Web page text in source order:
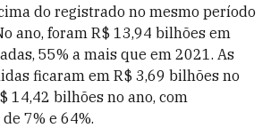
do registrado no mesmo período
ano, foram R$ 13,94 bilhões em
55% a mais que em 2021. As
ficaram em R$ 3,69 bilhões no
14,42 bilhões no ano, com
7% e 64%.